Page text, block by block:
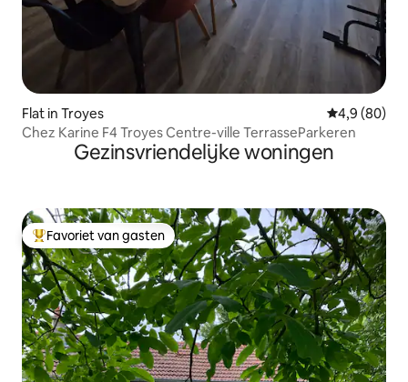
Flat in Troyes Gemiddelde
4,9 (80)
Chez Karine F4 Troyes Centre-ville TerrasseParkeren
Gezinsvriendelijke woningen
Topfavoriet van gasten
Favoriet van gasten